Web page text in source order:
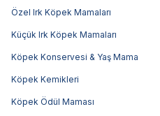
Özel Irk Köpek Mamaları
Küçük Irk Köpek Mamaları
Köpek Konservesi & Yaş Mama
Köpek Kemikleri
Köpek Ödül Maması